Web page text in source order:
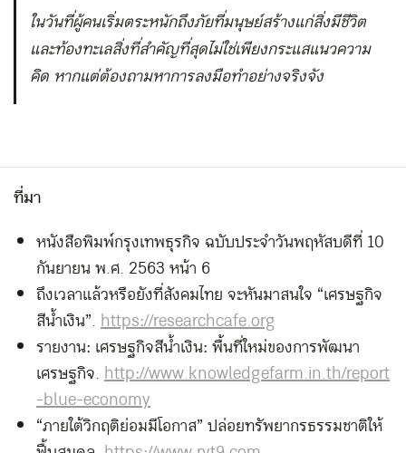
ในวันที่ผู้คนเริ่มตระหนักถึงภัยที่มนุษย์สร้างแก่สิ่งมีชีวิต
และท้องทะเล สิ่งที่สำคัญที่สุดไม่ใช่เพียงกระแสแนวความ
คิด หากแต่ต้องถามหาการลงมือทำอย่างจริงจัง
ที่มา
หนังสือพิมพ์กรุงเทพธุรกิจ ฉบับประจำวันพฤหัสบดีที่ 10
กันยายน พ.ศ. 2563 หน้า 6
ถึงเวลาแล้วหรือยังที่สังคมไทย จะหันมาสนใจ “เศรษฐกิจ
สีน้ำเงิน”.https://researchcafe.org
รายงาน: เศรษฐกิจสีน้ำเงิน: พื้นที่ใหม่ของการพัฒนา
เศรษฐกิจ.http://www.knowledgefarm.in.th/report
-blue-economy
“ภายใต้วิกฤติย่อมมีโอกาส” ปล่อยทรัพยากรธรรมชาติให้